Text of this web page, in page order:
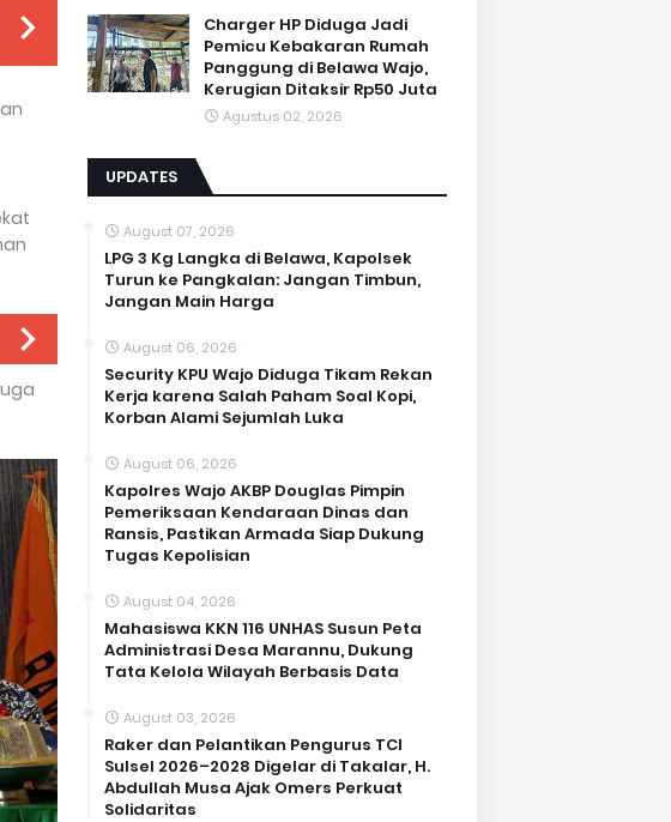
Charger HP Diduga Jadi
Pemicu Kebakaran Rumah
Panggung di Belawa Wajo,
Kerugian Ditaksir Rp50 Juta
Agustus 02, 2026
UPDATES
August 07, 2026
LPG 3 Kg Langka di Belawa, Kapolsek
Turun ke Pangkalan: Jangan Timbun,
Jangan Main Harga
August 06, 2026
Security KPU Wajo Diduga Tikam Rekan
Kerja karena Salah Paham Soal Kopi,
Korban Alami Sejumlah Luka
August 06, 2026
Kapolres Wajo AKBP Douglas Pimpin
Pemeriksaan Kendaraan Dinas dan
Ransis, Pastikan Armada Siap Dukung
Tugas Kepolisian
August 04, 2026
Mahasiswa KKN 116 UNHAS Susun Peta
Administrasi Desa Marannu, Dukung
Tata Kelola Wilayah Berbasis Data
August 03, 2026
Raker dan Pelantikan Pengurus TCI
Sulsel 2026–2028 Digelar di Takalar, H.
Abdullah Musa Ajak Omers Perkuat
Solidaritas